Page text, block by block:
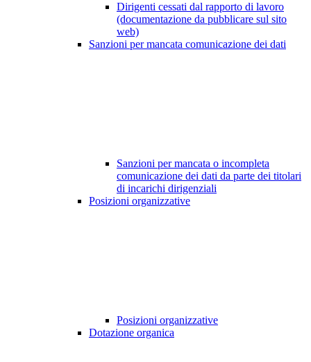
Dirigenti cessati dal rapporto di lavoro
(documentazione da pubblicare sul sito
web)
Sanzioni per mancata comunicazione dei dati
Sanzioni per mancata o incompleta
comunicazione dei dati da parte dei titolari
di incarichi dirigenziali
Posizioni organizzative
Posizioni organizzative
Dotazione organica